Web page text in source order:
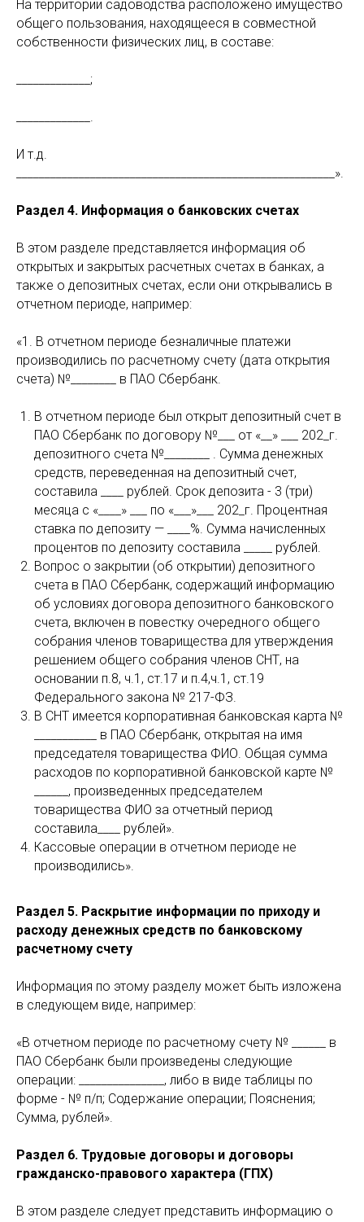
На территории садоводства расположено имущество
общего пользования, находящееся в совместной
собственности физических лиц, в составе:
_____________;
_____________.
И т.д.
________________________________________________________».
Раздел 4. Информация о банковских счетах
В этом разделе представляется информация об
открытых и закрытых расчетных счетах в банках, а
также о депозитных счетах, если они открывались в
отчетном периоде, например:
«1. В отчетном периоде безналичные платежи
производились по расчетному счету (дата открытия
счета) №________ в ПАО Сбербанк.
В отчетном периоде был открыт депозитный счет в
ПАО Сбербанк по договору №___ от «__» ___ 202_г.
депозитного счета №________ . Сумма денежных
средств, переведенная на депозитный счет,
составила ____ рублей. Срок депозита - 3 (три)
месяца с «____» ___ по «___»___ 202_г. Процентная
ставка по депозиту — ____%. Сумма начисленных
процентов по депозиту составила _____ рублей.
Вопрос о закрытии (об открытии) депозитного
счета в ПАО Сбербанк, содержащий информацию
об условиях договора депозитного банковского
счета, включен в повестку очередного общего
собрания членов товарищества для утверждения
решением общего собрания членов СНТ, на
основании п.8, ч.1, ст.17 и п.4,ч.1, ст.19
Федерального закона № 217-ФЗ.
В СНТ имеется корпоративная банковская карта №
___________ в ПАО Сбербанк, открытая на имя
председателя товарищества ФИО. Общая сумма
расходов по корпоративной банковской карте №
______, произведенных председателем
товарищества ФИО за отчетный период
составила____ рублей».
Кассовые операции в отчетном периоде не
производились».
Раздел 5. Раскрытие информации по приходу и
расходу денежных средств по банковскому
расчетному счету
Информация по этому разделу может быть изложена
в следующем виде, например:
«В отчетном периоде по расчетному счету № ______ в
ПАО Сбербанк были произведены следующие
операции: _______________, либо в виде таблицы по
форме - № п/п; Содержание операции; Пояснения;
Сумма, рублей».
Раздел 6. Трудовые договоры и договоры
гражданско-правового характера (ГПХ)
В этом разделе следует представить информацию о